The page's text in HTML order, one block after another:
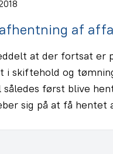
af
at der fortsat er
i skiftehold og
først blive
sig på at få